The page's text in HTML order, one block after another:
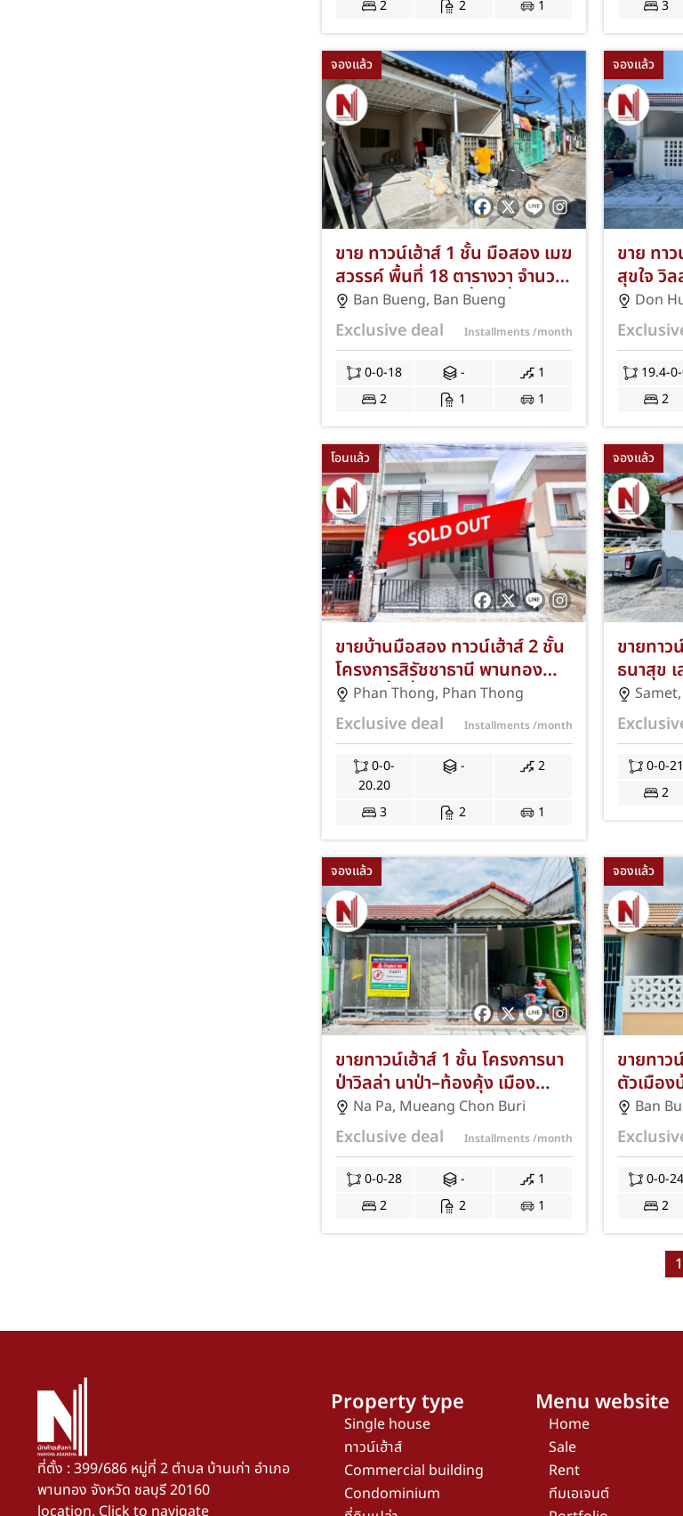
2
2 1
3
จองแล้ว
ขาย ทาวน์เฮ้าส์ 1 ชั้น มือสอง เมฆ
สวรรค์ พื้นที่ 18 ตารางวา จำนวน
2 ห้องนอน 1 ห้องน้ำ 1 ที่จอดรถ
ทำเลซอยบ้านบึงพัฒนา-บ้านบึง
ชลบุรี ใกล้ตลาด! ฟรีแอร์ ปั๊มน้ำ
ถังน้ำ ฟรีค่าโอนฯ และจดจำนอง!
JS-288
Ban Bueng, Ban Bueng
Exclusive deal Installments/month
0-0-18 -
1
2
1 1
จองแล้ว
ขาย ทา
สุขใจ วิ
จำนวน
จอดรถ
พานทอ
ประยูร-
โอนฯ
Don
19.4-
2
โอนแล้ว
ขายบ้านมือสอง ทาวน์เฮ้าส์ 2 ชั้น
โครงการสิรัชชาธานี พานทอง
ชลบุรี พื้นที่ 20.2 ตร.ว. 3 ห้อง
นอน 2 ห้องน้ำ ฟรีแอร์ ฟรีค่าโอน
พร้อมอยู่ JS-136
Phan Thong, Phan Thong
Exclusive deal Installments/month
0-0-
20.20
- 2
3 2 1
จองแล้ว
ขายทาว
ธนาสุข
สอง 21
นอน 1
เวทใหม่
Samet,
0-0-21
2
จองแล้ว
ขายทาวน์เฮ้าส์ 1 ชั้น โครงการนา
ป่าวิลล่า นาป่า–ท้องคุ้ง เมือง
ชลบุรี บ้านมือสอง 28 ตร.ว. 2
ห้องนอน 2 ห้องน้ำ 1 ที่จอดรถ รี
โนเวทใหม่ พร้อมเข้าอยู่ ฟรีค่าโอน
JS-269
Na Pa, Mueang Chon Buri
Exclusive deal Installments/month
0-0-28 -
1
2
2 1
จองแล้ว
ขายทาว
ตัวเมือง
ห้องนอน
บ้านมือส
ใช้จ่ายวั
Ban
0-0-24
2
1
ที่ตั้ง : 399/686 หมู่ที่ 2 ตำบล บ้านเก่า อำเภอ
พานทอง จังหวัด ชลบุรี 20160
location. Click to navigate
Property type
Single house
ทาวน์เฮ้าส์
Commercial building
Condominium
Menu website
Home
Sale
Rent
ทีมเอเจนต์